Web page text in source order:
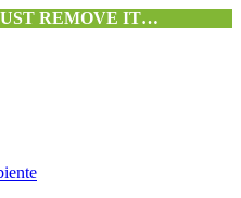
REMOVE IT…